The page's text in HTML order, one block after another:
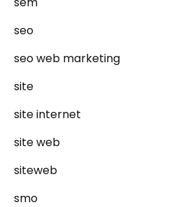
seo
seo web marketing
site
site internet
site web
siteweb
smo